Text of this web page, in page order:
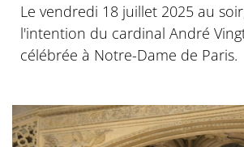
Le vendredi 18 juillet 2025 au
l'intention du cardinal André
célébrée à Notre-Dame de Paris.